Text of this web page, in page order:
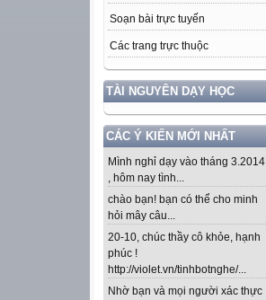
Soạn bài trực tuyến
Các trang trực thuộc
TÀI NGUYÊN DẠY HỌC
CÁC Ý KIẾN MỚI NHẤT
Mình nghỉ dạy vào tháng 3.2014
, hôm nay tình...
chào bạn! bạn có thể cho minh
hỏi mây câu...
20-10, chúc thầy cô khỏe, hạnh
phúc !
http://violet.vn/tinhbotnghe/...
Nhờ bạn và mọi người xác thực